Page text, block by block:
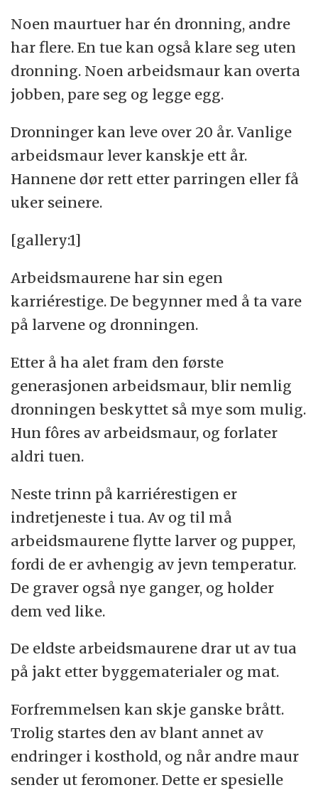
Noen maurtuer har én dronning, andre
har flere. En tue kan også klare seg uten
dronning. Noen arbeidsmaur kan overta
jobben, pare seg og legge egg.
Dronninger kan leve over 20 år. Vanlige
arbeidsmaur lever kanskje ett år.
Hannene dør rett etter parringen eller få
uker seinere.
[gallery:1]
Arbeidsmaurene har sin egen
karriérestige. De begynner med å ta vare
på larvene og dronningen.
Etter å ha alet fram den første
generasjonen arbeidsmaur, blir nemlig
dronningen beskyttet så mye som mulig.
Hun fôres av arbeidsmaur, og forlater
aldri tuen.
Neste trinn på karriérestigen er
indretjeneste i tua. Av og til må
arbeidsmaurene flytte larver og pupper,
fordi de er avhengig av jevn temperatur.
De graver også nye ganger, og holder
dem ved like.
De eldste arbeidsmaurene drar ut av tua
på jakt etter byggematerialer og mat.
Forfremmelsen kan skje ganske brått.
Trolig startes den av blant annet av
endringer i kosthold, og når andre maur
sender ut feromoner. Dette er spesielle